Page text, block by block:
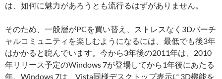
は、如何に魅力があろうとも流行るはずがありません。
そのため、一般層がPCを買い替え、ストレスなく3Dバーチ
ャルコミュニティを楽しむようになるには、最低でも後3年
はかかると睨んでいます。今から3年後の2011年は、2010
年リリース予定のWindows 7が登場してから1年後にあたる
年。Windows 7は、Vista同様デスクトップ表示に3D機能を